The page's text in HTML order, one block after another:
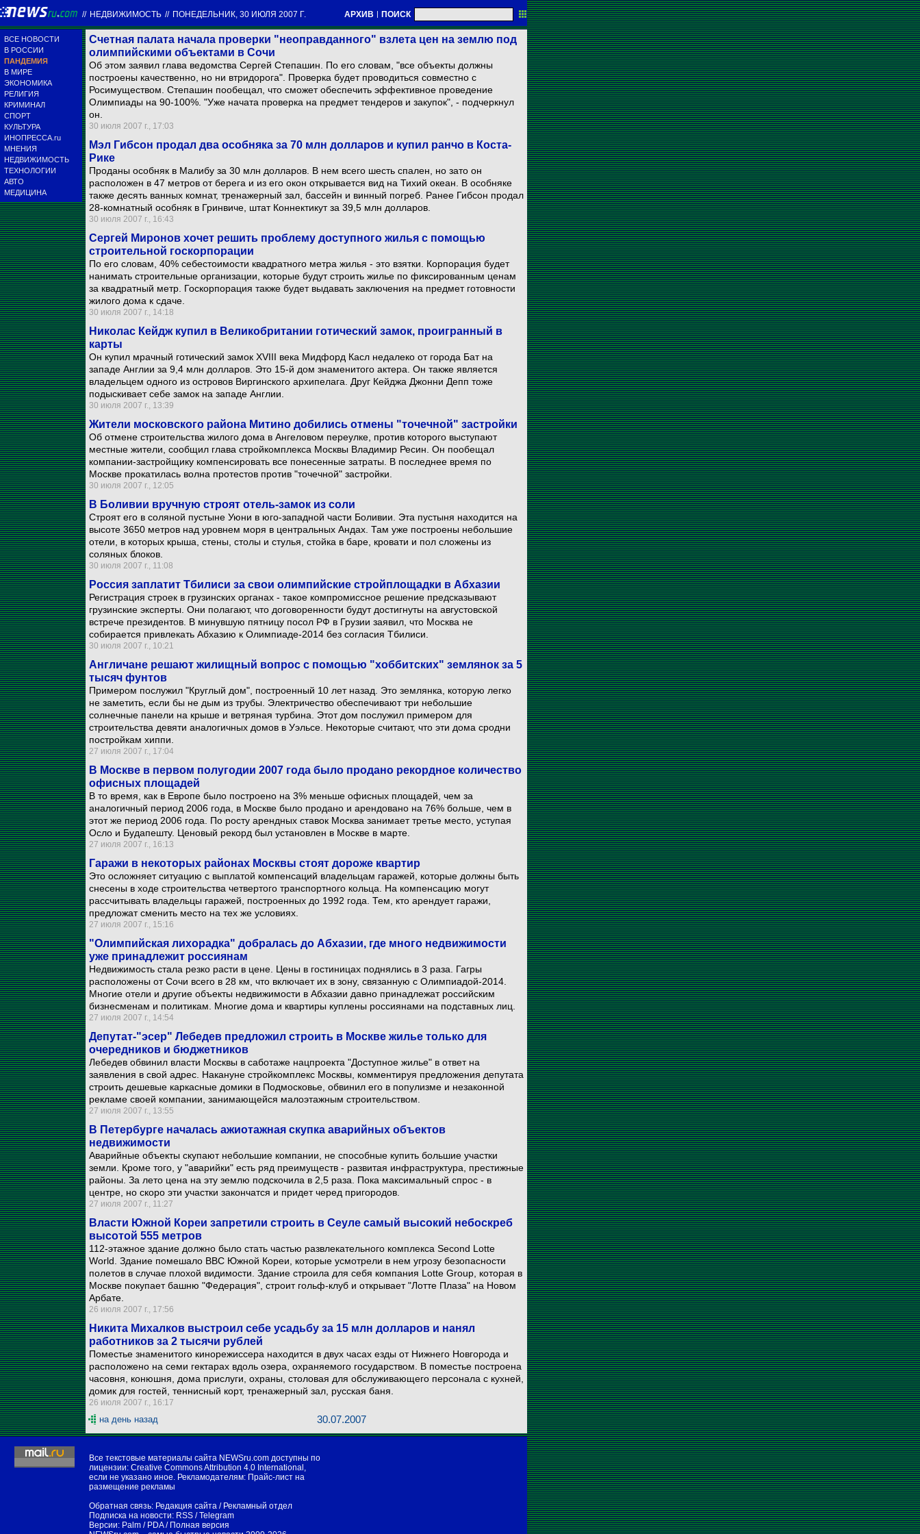
// НЕДВИЖИМОСТЬ // ПОНЕДЕЛЬНИК, 30 ИЮЛЯ 2007 Г. АРХИВ | ПОИСК
ВСЕ НОВОСТИ
В РОССИИ
ПАНДЕМИЯ
В МИРЕ
ЭКОНОМИКА
РЕЛИГИЯ
КРИМИНАЛ
СПОРТ
КУЛЬТУРА
ИНОПРЕССА.ru
МНЕНИЯ
НЕДВИЖИМОСТЬ
ТЕХНОЛОГИИ
АВТО
МЕДИЦИНА
Счетная палата начала проверки "неоправданного" взлета цен на землю под
олимпийскими объектами в Сочи
Об этом заявил глава ведомства Сергей Степашин. По его словам, "все объекты должны
построены качественно, но ни втридорога". Проверка будет проводиться совместно с
Росимуществом. Степашин пообещал, что сможет обеспечить эффективное проведение
Олимпиады на 90-100%. "Уже начата проверка на предмет тендеров и закупок", - подчеркнул
он.
30 июля 2007 г., 17:03
Мэл Гибсон продал два особняка за 70 млн долларов и купил ранчо в Коста-
Рике
Проданы особняк в Малибу за 30 млн долларов. В нем всего шесть спален, но зато он
расположен в 47 метров от берега и из его окон открывается вид на Тихий океан. В особняке
также десять ванных комнат, тренажерный зал, бассейн и винный погреб. Ранее Гибсон продал
28-комнатный особняк в Гринвиче, штат Коннектикут за 39,5 млн долларов.
30 июля 2007 г., 16:43
Сергей Миронов хочет решить проблему доступного жилья с помощью
строительной госкорпорации
По его словам, 40% себестоимости квадратного метра жилья - это взятки. Корпорация будет
нанимать строительные организации, которые будут строить жилье по фиксированным ценам
за квадратный метр. Госкорпорация также будет выдавать заключения на предмет готовности
жилого дома к сдаче.
30 июля 2007 г., 14:18
Николас Кейдж купил в Великобритании готический замок, проигранный в
карты
Он купил мрачный готический замок XVIII века Мидфорд Касл недалеко от города Бат на
западе Англии за 9,4 млн долларов. Это 15-й дом знаменитого актера. Он также является
владельцем одного из островов Виргинского архипелага. Друг Кейджа Джонни Депп тоже
подыскивает себе замок на западе Англии.
30 июля 2007 г., 13:39
Жители московского района Митино добились отмены "точечной" застройки
Об отмене строительства жилого дома в Ангеловом переулке, против которого выступают
местные жители, сообщил глава стройкомплекса Москвы Владимир Ресин. Он пообещал
компании-застройщику компенсировать все понесенные затраты. В последнее время по
Москве прокатилась волна протестов против "точечной" застройки.
30 июля 2007 г., 12:05
В Боливии вручную строят отель-замок из соли
Строят его в соляной пустыне Уюни в юго-западной части Боливии. Эта пустыня находится на
высоте 3650 метров над уровнем моря в центральных Андах. Там уже построены небольшие
отели, в которых крыша, стены, столы и стулья, стойка в баре, кровати и пол сложены из
соляных блоков.
30 июля 2007 г., 11:08
Россия заплатит Тбилиси за свои олимпийские стройплощадки в Абхазии
Регистрация строек в грузинских органах - такое компромиссное решение предсказывают
грузинские эксперты. Они полагают, что договоренности будут достигнуты на августовской
встрече президентов. В минувшую пятницу посол РФ в Грузии заявил, что Москва не
собирается привлекать Абхазию к Олимпиаде-2014 без согласия Тбилиси.
30 июля 2007 г., 10:21
Англичане решают жилищный вопрос с помощью "хоббитских" землянок за 5
тысяч фунтов
Примером послужил "Круглый дом", построенный 10 лет назад. Это землянка, которую легко
не заметить, если бы не дым из трубы. Электричество обеспечивают три небольшие
солнечные панели на крыше и ветряная турбина. Этот дом послужил примером для
строительства девяти аналогичных домов в Уэльсе. Некоторые считают, что эти дома сродни
постройкам хиппи.
27 июля 2007 г., 17:04
В Москве в первом полугодии 2007 года было продано рекордное количество
офисных площадей
В то время, как в Европе было построено на 3% меньше офисных площадей, чем за
аналогичный период 2006 года, в Москве было продано и арендовано на 76% больше, чем в
этот же период 2006 года. По росту арендных ставок Москва занимает третье место, уступая
Осло и Будапешту. Ценовый рекорд был установлен в Москве в марте.
27 июля 2007 г., 16:13
Гаражи в некоторых районах Москвы стоят дороже квартир
Это осложняет ситуацию с выплатой компенсаций владельцам гаражей, которые должны быть
снесены в ходе строительства четвертого транспортного кольца. На компенсацию могут
рассчитывать владельцы гаражей, построенных до 1992 года. Тем, кто арендует гаражи,
предложат сменить место на тех же условиях.
27 июля 2007 г., 15:16
"Олимпийская лихорадка" добралась до Абхазии, где много недвижимости
уже принадлежит россиянам
Недвижимость стала резко расти в цене. Цены в гостиницах поднялись в 3 раза. Гагры
расположены от Сочи всего в 28 км, что включает их в зону, связанную с Олимпиадой-2014.
Многие отели и другие объекты недвижимости в Абхазии давно принадлежат российским
бизнесменам и политикам. Многие дома и квартиры куплены россиянами на подставных лиц.
27 июля 2007 г., 14:54
Депутат-"эсер" Лебедев предложил строить в Москве жилье только для
очередников и бюджетников
Лебедев обвинил власти Москвы в саботаже нацпроекта "Доступное жилье" в ответ на
заявления в свой адрес. Накануне стройкомплекс Москвы, комментируя предложения депутата
строить дешевые каркасные домики в Подмосковье, обвинил его в популизме и незаконной
рекламе своей компании, занимающейся малоэтажным строительством.
27 июля 2007 г., 13:55
В Петербурге началась ажиотажная скупка аварийных объектов
недвижимости
Аварийные объекты скупают небольшие компании, не способные купить большие участки
земли. Кроме того, у "аварийки" есть ряд преимуществ - развитая инфраструктура, престижные
районы. За лето цена на эту землю подскочила в 2,5 раза. Пока максимальный спрос - в
центре, но скоро эти участки закончатся и придет черед пригородов.
27 июля 2007 г., 11:27
Власти Южной Кореи запретили строить в Сеуле самый высокий небоскреб
высотой 555 метров
112-этажное здание должно было стать частью развлекательного комплекса Second Lotte
World. Здание помешало ВВС Южной Кореи, которые усмотрели в нем угрозу безопасности
полетов в случае плохой видимости. Здание строила для себя компания Lotte Group, которая в
Москве покупает башню "Федерация", строит гольф-клуб и открывает "Лотте Плаза" на Новом
Арбате.
26 июля 2007 г., 17:56
Никита Михалков выстроил себе усадьбу за 15 млн долларов и нанял
работников за 2 тысячи рублей
Поместье знаменитого кинорежиссера находится в двух часах езды от Нижнего Новгорода и
расположено на семи гектарах вдоль озера, охраняемого государством. В поместье построена
часовня, конюшня, дома прислуги, охраны, столовая для обслуживающего персонала с кухней,
домик для гостей, теннисный корт, тренажерный зал, русская баня.
26 июля 2007 г., 16:17
на день назад 30.07.2007
Все текстовые материалы сайта NEWSru.com доступны по
лицензии: Creative Commons Attribution 4.0 International ,
если не указано иное. Рекламодателям: Прайс-лист на
размещение рекламы
Обратная связь: Редакция сайта / Рекламный отдел
Подписка на новости: RSS /Telegram
Версии: Palm / PDA/ Полная версия